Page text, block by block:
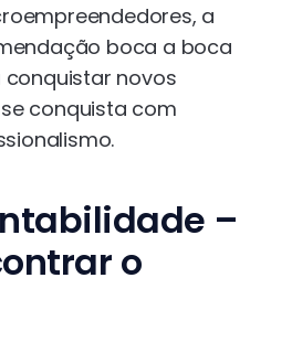
a
boca a boca
novos
se conquista com
–
o